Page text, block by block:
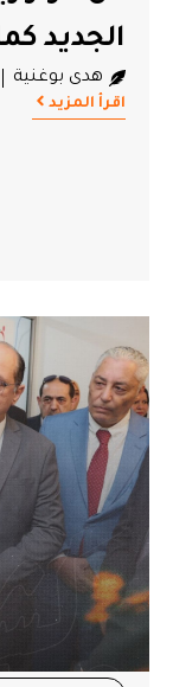
الجديد
هدى بوغنية
اقرأ المزيد